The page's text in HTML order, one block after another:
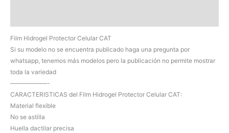
Film Hidrogel Protector Celular CAT
Si su modelo no se encuentra publicado haga una pregunta por
whatsapp, tenemos más modelos pero la publicación no permite mostrar
toda la variedad
——————-
CARACTERISTICAS del Film Hidrogel Protector Celular CAT:
Material flexible
No se astilla
Huella dactilar precisa